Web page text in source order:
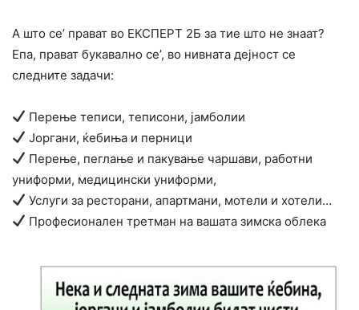
А што се’ прават во ЕКСПЕРТ 2Б за тие што не знаат?
Епа, прават букавално се’, во нивната дејност се
следните задачи:
Перење теписи, теписони, јамболии
Јоргани, ќебиња и перници
Перење, пеглање и пакување чаршави, работни
униформи, медицински униформи,
Услуги за ресторани, апартмани, мотели и хотели…
Професионален третман на вашата зимска облека